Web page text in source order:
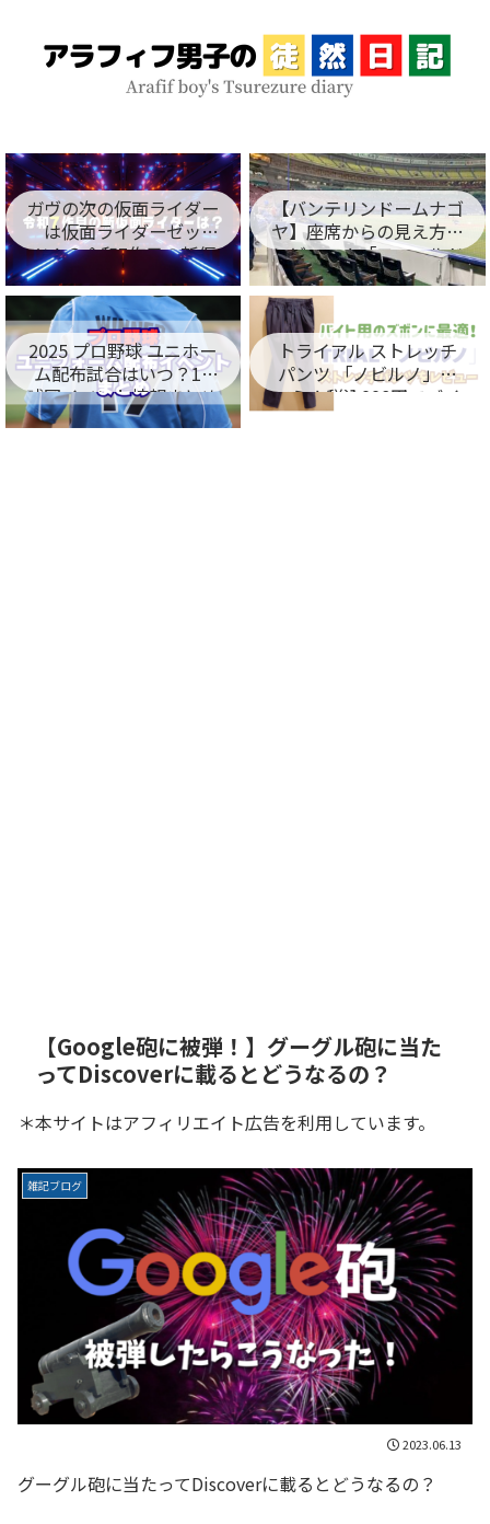
ガヴの次の仮面ライダー
は仮面ライダーゼッ
ツ！？令和7作目の新仮
面ライダー名が判明！
【バンテリンドームナゴ
ヤ】座席からの見え方を
レビュー！「フィールド
シート編」
2025 プロ野球 ユニホー
ム配布試合はいつ？12
球団イベント情報まとめ
トライアル ストレッチ
パンツ 「ノビルノ」口
コミ！税込998円でバイ
ト用のズボンに最適！
【Google砲に被弾！】グーグル砲に当た
ってDiscoverに載るとどうなるの？
＊本サイトはアフィリエイト広告を利用しています。
雑記ブログ
2023.06.13
グーグル砲に当たってDiscoverに載るとどうなるの？